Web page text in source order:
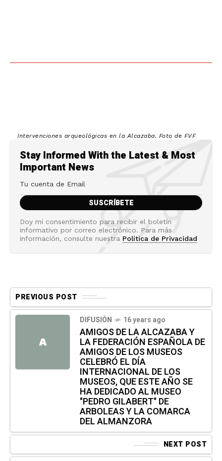
Intervenciones arqueológicas en la Alcazaba. Foto de FVF
Stay Informed With the Latest & Most
Important News
Doy mi consentimiento para recibir el boletín
informativo por correo electrónico. Para más
información, consulte nuestra Política de Privacidad
PREVIOUS POST
A
DIFUSIÓN 16 years ago
AMIGOS DE LA ALCAZABA Y
LA FEDERACIÓN ESPAÑOLA DE
AMIGOS DE LOS MUSEOS
CELEBRÓ EL DÍA
INTERNACIONAL DE LOS
MUSEOS, QUE ESTE AÑO SE
HA DEDICADO AL MUSEO
"PEDRO GILABERT" DE
ARBOLEAS Y LA COMARCA
DEL ALMANZORA
NEXT POST